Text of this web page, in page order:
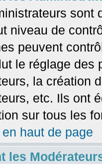
sont
niveau de
peuvent
le réglage des
la création
etc. Ils ont
sur tous les
haut de page
les